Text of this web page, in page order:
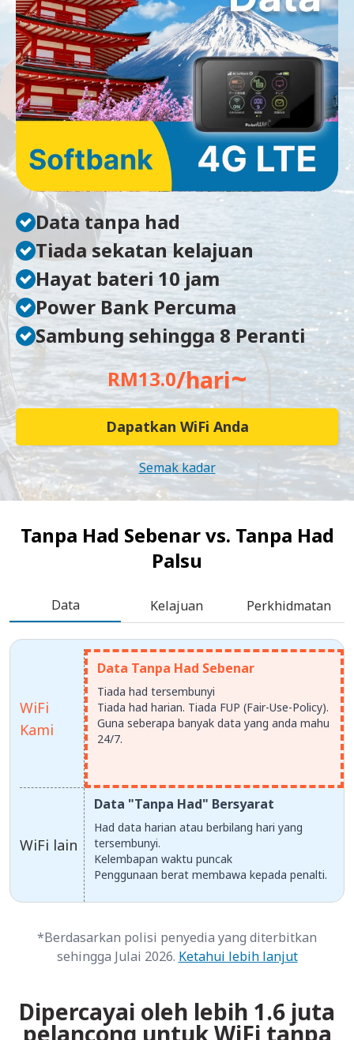
Data tanpa had
Tiada sekatan kelajuan
Hayat bateri 10 jam
Power Bank Percuma
Sambung sehingga 8 Peranti
RM13.0/hari~
Dapatkan WiFi Anda
Semak kadar
Tanpa Had Sebenar vs. Tanpa Had
Palsu
Data Kelajuan Perkhidmatan
WiFi
Kami
WiFi lain
Data Tanpa Had Sebenar
Tiada had tersembunyi
Tiada had harian. Tiada FUP (Fair-Use-Policy).
Guna seberapa banyak data yang anda mahu
24/7.
Data "Tanpa Had" Bersyarat
Had data harian atau berbilang hari yang
tersembunyi.
Kelembapan waktu puncak
Penggunaan berat membawa kepada penalti.
*Berdasarkan polisi penyedia yang diterbitkan
sehingga Julai 2026. Ketahui lebih lanjut
Dipercayai oleh lebih 1.6 juta
pelancong untuk WiFi tanpa